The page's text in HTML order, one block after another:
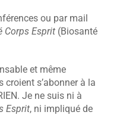
ou par mail
Corps Esprit(Biosanté
et même
croient s’abonner à la
Je ne suis ni à
Esprit, ni impliqué de